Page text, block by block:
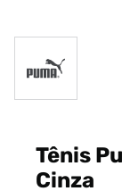
Tênis
Cinza